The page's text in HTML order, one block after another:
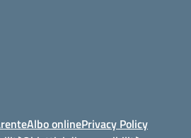
Albo onlinePrivacy Policy